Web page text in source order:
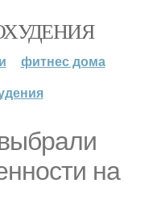
фитнес дома
на